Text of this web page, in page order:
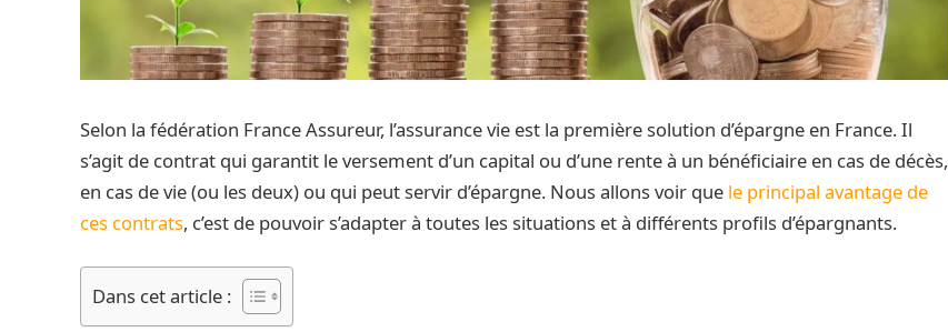
Selon la fédération France Assureur, l’assurance vie est la première solution d’épargne en France. Il
s’agit de contrat qui garantit le versement d’un capital ou d’une rente à un bénéficiaire en cas de décès,
en cas de vie (ou les deux) ou qui peut servir d’épargne. Nous allons voir que le principal avantage de
ces contrats, c’est de pouvoir s’adapter à toutes les situations et à différents profils d’épargnants.
Dans cet article :